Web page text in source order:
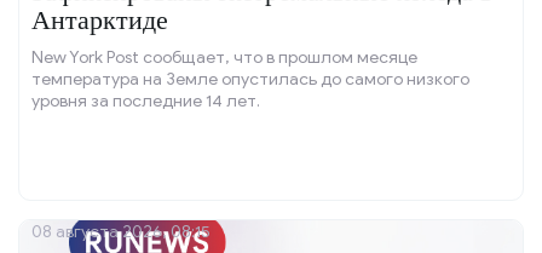
Антарктиде
New York Post сообщает, что в прошлом месяце
температура на Земле опустилась до самого низкого
уровня за последние 14 лет.
08 августа 2026, 08:15